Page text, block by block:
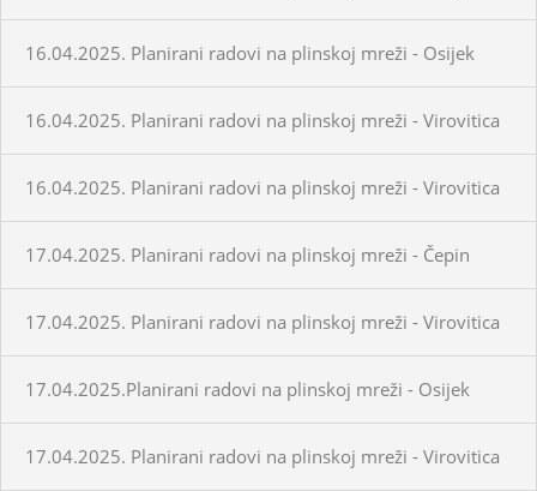
16.04.2025. Planirani radovi na plinskoj mreži - Osijek
16.04.2025. Planirani radovi na plinskoj mreži - Virovitica
16.04.2025. Planirani radovi na plinskoj mreži - Virovitica
17.04.2025. Planirani radovi na plinskoj mreži - Čepin
17.04.2025. Planirani radovi na plinskoj mreži - Virovitica
17.04.2025.Planirani radovi na plinskoj mreži - Osijek
17.04.2025. Planirani radovi na plinskoj mreži - Virovitica